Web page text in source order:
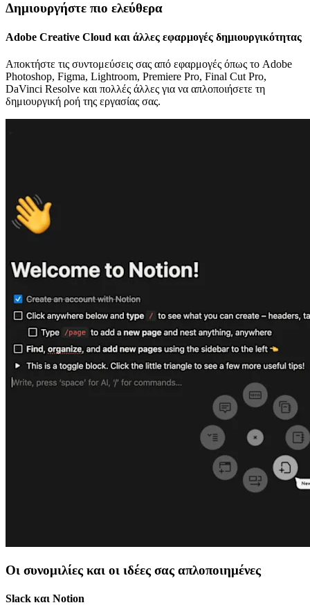
Δημιουργήστε πιο ελεύθερα
Adobe Creative Cloud και άλλες εφαρμογές δημιουργικότητας
Αποκτήστε τις συντομεύσεις σας από εφαρμογές όπως το Adobe
Photoshop, Figma, Lightroom, Premiere Pro, Final Cut Pro,
DaVinci Resolve και πολλές άλλες για να απλοποιήσετε τη
δημιουργική ροή της εργασίας σας.
Οι συνομιλίες και οι ιδέες σας απλοποιημένες
Slack και Notion